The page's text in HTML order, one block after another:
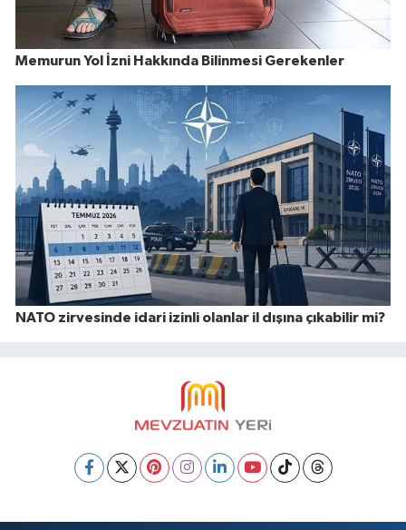
Memurun Yol İzni Hakkında Bilinmesi Gerekenler
NATO zirvesinde idari izinli olanlar il dışına çıkabilir mi?